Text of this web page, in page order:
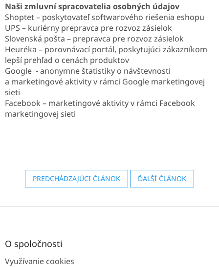
Naši zmluvní spracovatelia osobných údajov
Shoptet – poskytovateľ softwarového riešenia eshopu
UPS – kuriérny prepravca pre rozvoz zásielok
Slovenská pošta – prepravca pre rozvoz zásielok
Heuréka – porovnávací portál, poskytujúci zákazníkom
lepší prehľad o cenách produktov
Google - anonymne štatistiky o návštevnosti
a marketingové aktivity v rámci Google marketingovej
sieti
Facebook – marketingové aktivity v rámci Facebook
marketingovej sieti
PREDCHÁDZAJÚCI ČLÁNOK ĎALŠÍ ČLÁNOK
Z
O spoločnosti
Využívanie cookies